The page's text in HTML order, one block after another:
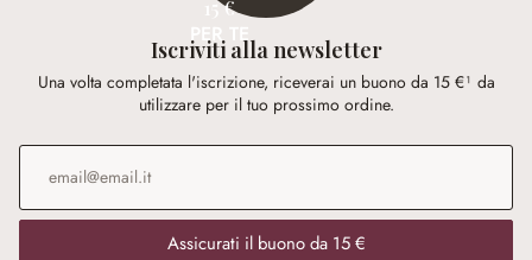
15 €
PER TE
Iscriviti alla newsletter
Una volta completata l'iscrizione, riceverai un buono da 15 €¹ da
utilizzare per il tuo prossimo ordine.
Indirizzo e-mail
Assicurati il buono da 15 €